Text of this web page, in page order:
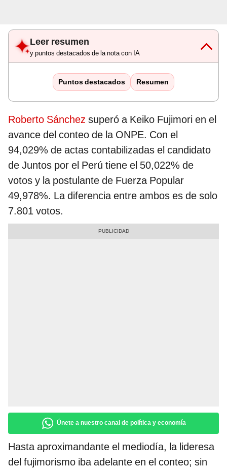
Leer resumen
y puntos destacados de la nota con IA
Puntos destacados Resumen
Roberto Sánchez superó a Keiko Fujimori en el
avance del conteo de la ONPE. Con el
94,029% de actas contabilizadas el candidato
de Juntos por el Perú tiene el 50,022% de
votos y la postulante de Fuerza Popular
49,978%. La diferencia entre ambos es de solo
7.801 votos.
Únete a nuestro canal de política y economía
Hasta aproximandante el mediodía, la lideresa
del fujimorismo iba adelante en el conteo; sin